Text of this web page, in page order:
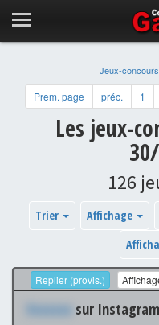
Jeux-concours
Prem. page préc. 1
Les jeux-
126
Trier Affichage
Replier (provis.)
Xxxxxxx sur Instagram